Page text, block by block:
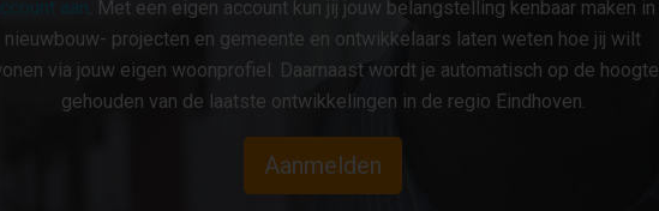
. Met een eigen account kun jij jouw belangstelling kenbaar maken in
nieuwbouw- projecten en gemeente en ontwikkelaars laten weten hoe jij wilt
via jouw eigen woonprofiel. Daarnaast wordt je automatisch op de hoogte
gehouden van de laatste ontwikkelingen in de regio Eindhoven.
Aanmelden